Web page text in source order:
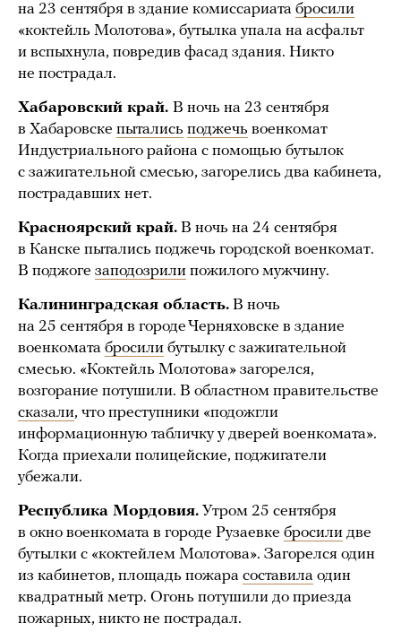
на 23 сентября в здание комиссариата бросили
«коктейль Молотова», бутылка упала на асфальт
и вспыхнула, повредив фасад здания. Никто
не пострадал.
Хабаровский край. В ночь на 23 сентября
в Хабаровске пытались поджечь военкомат
Индустриального района с помощью бутылок
с зажигательной смесью, загорелись два кабинета,
пострадавших нет.
Красноярский край. В ночь на 24 сентября
в Канске пытались поджечь городской военкомат.
В поджоге заподозрили пожилого мужчину.
Калининградская область. В ночь
на 25 сентября в городе Черняховске в здание
военкомата бросили бутылку с зажигательной
смесью. «Коктейль Молотова» загорелся,
возгорание потушили. В областном правительстве
сказали, что преступники «подожгли
информационную табличку у дверей военкомата».
Когда приехали полицейские, поджигатели
убежали.
Республика Мордовия. Утром 25 сентября
в окно военкомата в городе Рузаевке бросили две
бутылки с «коктейлем Молотова». Загорелся один
из кабинетов, площадь пожара составила один
квадратный метр. Огонь потушили до приезда
пожарных, никто не пострадал.